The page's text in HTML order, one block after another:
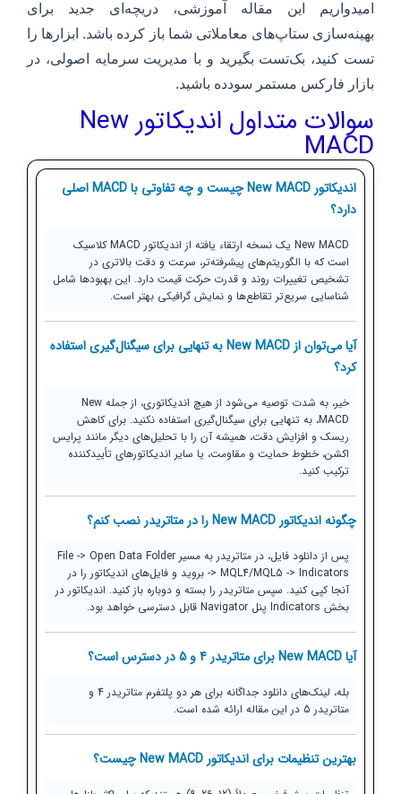
امیدواریم این مقاله آموزشی، دریچه‌ای جدید برای
بهینه‌سازی ستاپ‌های معاملاتی شما باز کرده باشد. ابزارها را
تست کنید، بک‌تست بگیرید و با مدیریت سرمایه اصولی، در
بازار فارکس مستمر سودده باشید.
سوالات متداول اندیکاتور New
MACD
اندیکاتور New MACD چیست و چه تفاوتی با MACD اصلی
دارد؟
New MACD یک نسخه ارتقاء یافته از اندیکاتور MACD کلاسیک
است که با الگوریتم‌های پیشرفته‌تر، سرعت و دقت بالاتری در
تشخیص تغییرات روند و قدرت حرکت قیمت دارد. این بهبودها شامل
شناسایی سریع‌تر تقاطع‌ها و نمایش گرافیکی بهتر است.
آیا می‌توان از New MACD به تنهایی برای سیگنال‌گیری استفاده
کرد؟
خیر، به شدت توصیه می‌شود از هیچ اندیکاتوری، از جمله New
MACD، به تنهایی برای سیگنال‌گیری استفاده نکنید. برای کاهش
ریسک و افزایش دقت، همیشه آن را با تحلیل‌های دیگر مانند پرایس
اکشن، خطوط حمایت و مقاومت، یا سایر اندیکاتورهای تأییدکننده
ترکیب کنید.
چگونه اندیکاتور New MACD را در متاتریدر نصب کنم؟
پس از دانلود فایل، در متاتریدر به مسیر File -> Open Data Folder
-> MQL4/MQL5 -> Indicators بروید و فایل‌های اندیکاتور را در
آنجا کپی کنید. سپس متاتریدر را بسته و دوباره باز کنید. اندیکاتور در
بخش Indicators پنل Navigator قابل دسترسی خواهد بود.
آیا New MACD برای متاتریدر 4 و 5 در دسترس است؟
بله، لینک‌های دانلود جداگانه برای هر دو پلتفرم متاتریدر 4 و
متاتریدر 5 در این مقاله ارائه شده است.
بهترین تنظیمات برای اندیکاتور New MACD چیست؟